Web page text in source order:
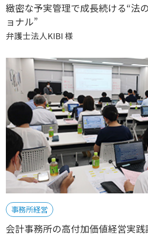
緻密な予実管理で成長続ける“法
ョナル”
弁護士法人KIBI 様
事務所経営
会計事務所の高付加価値経営実践